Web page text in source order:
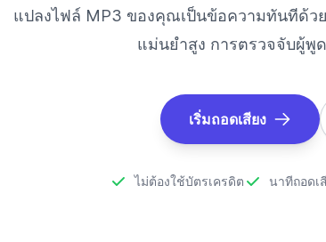
แปลงไฟล์ MP3 ของคุณเป็นข้อความทันทีด้ว
แม่นยำสูง การตรวจจับผู้พู
เริ่มถอดเสียง
ไม่ต้องใช้บัตรเครดิต นาทีถอดเ